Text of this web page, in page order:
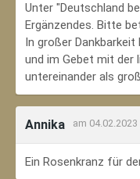
Unter "Deutschland
Ergänzendes. Bitte
In großer Dankbarkeit
und im Gebet mit der
untereinander als
Annika am 04.02.2023
Ein Rosenkranz für